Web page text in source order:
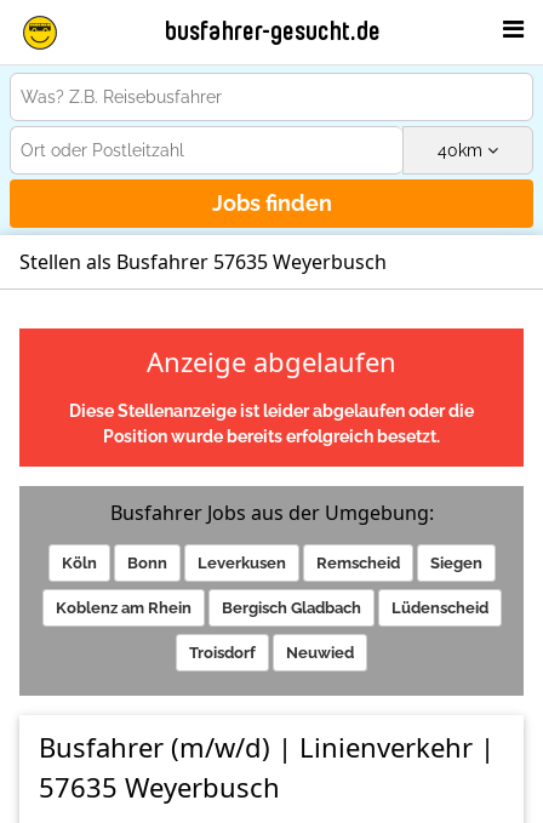
busfahrer-gesucht.de
40km
Jobs finden
Stellen als Busfahrer 57635 Weyerbusch
Anzeige abgelaufen
Diese Stellenanzeige ist leider abgelaufen oder die
Position wurde bereits erfolgreich besetzt.
Busfahrer Jobs aus der Umgebung:
Köln Bonn Leverkusen Remscheid Siegen
Koblenz am Rhein Bergisch Gladbach Lüdenscheid
Troisdorf Neuwied
Busfahrer (m/w/d) | Linienverkehr |
57635 Weyerbusch